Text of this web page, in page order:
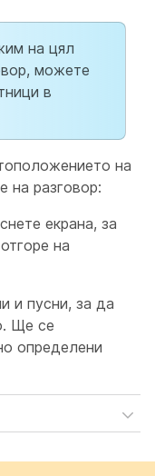
на цял
можете
в
на
на разговор:
екрана, за
на
и пусни, за да
Ще се
определени